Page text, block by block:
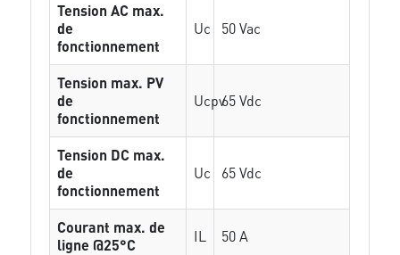
Tension AC max.
de
fonctionnement
Uc 50 Vac
Tension max. PV
de
fonctionnement
Ucpv65 Vdc
Tension DC max.
de
fonctionnement
Uc 65 Vdc
Courant max. de
ligne @25°C
IL 50 A